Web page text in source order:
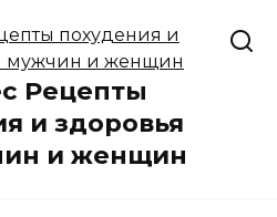
Рецепты
и здоровья
и женщин